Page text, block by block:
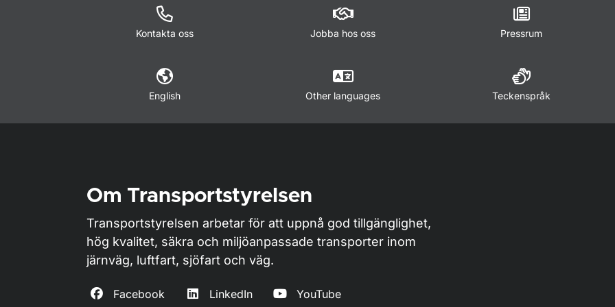
Kontakta oss Jobba hos oss Pressrum
English Other languages Teckenspråk
Om Transportstyrelsen
Transportstyrelsen arbetar för att uppnå god tillgänglighet,
hög kvalitet, säkra och miljöanpassade transporter inom
järnväg, luftfart, sjöfart och väg.
Facebook LinkedIn YouTube